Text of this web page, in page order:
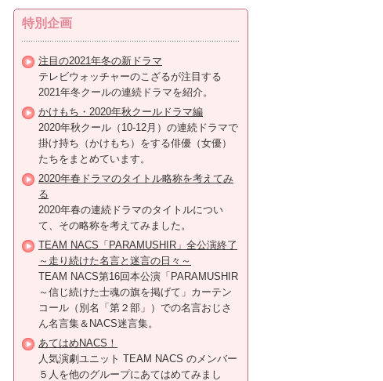
特別企画
注目の2021年冬の新ドラマ
テレビウォッチャーのこざるが注目する
2021年冬クールの連続ドラマを紹介。
かけもち・2020年秋クールドラマ編
2020年秋クール（10-12月）の連続ドラマで
掛け持ち（かけもち）をする俳優（女優）
たちをまとめています。
2020年春ドラマのタイトル略称を考えてみ
る
2020年春の連続ドラマのタイトルについ
て、その略称を考えてみました。
TEAM NACS「PARAMUSHIR」全公演終了
～走り続けた名言と迷言の日々～
TEAM NACS第16回本公演「PARAMUSHIR
～信じ続けた士魂の旗を掲げて」カーテン
コール（別名「第２部」）での名言おじさ
ん名言集＆NACS迷言集。
あてはめNACS！
人気演劇ユニット TEAM NACS のメンバー
５人を他のグループにあてはめてみまし